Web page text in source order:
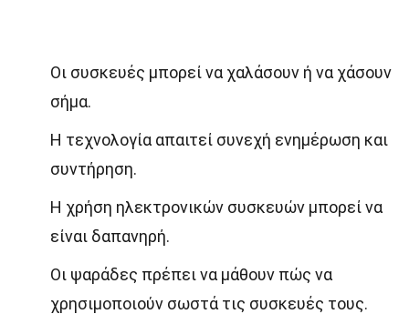
Οι συσκευές μπορεί να χαλάσουν ή να χάσουν
σήμα.
Η τεχνολογία απαιτεί συνεχή ενημέρωση και
συντήρηση.
Η χρήση ηλεκτρονικών συσκευών μπορεί να
είναι δαπανηρή.
Οι ψαράδες πρέπει να μάθουν πώς να
χρησιμοποιούν σωστά τις συσκευές τους.